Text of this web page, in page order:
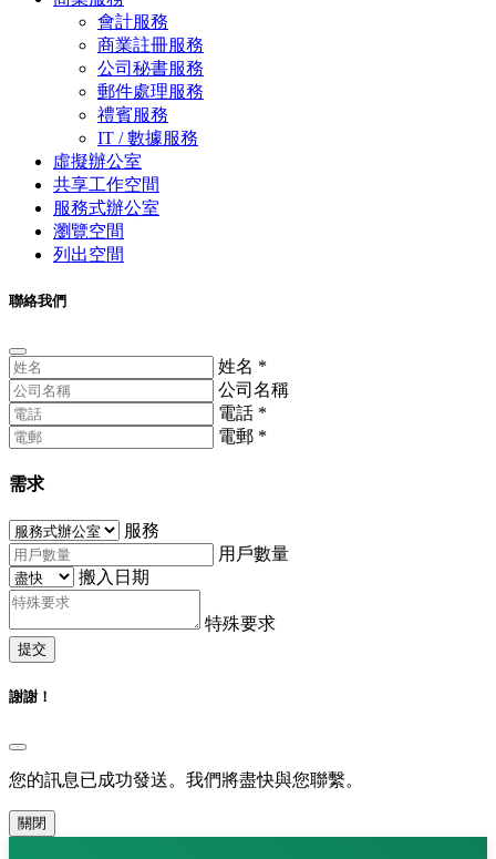
會計服務
商業註冊服務
公司秘書服務
郵件處理服務
禮賓服務
IT / 數據服務
虛擬辦公室
共享工作空間
服務式辦公室
瀏覽空間
列出空間
聯絡我們
姓名 *
公司名稱
電話 *
電郵 *
需求
服務
用戶數量
搬入日期
特殊要求
提交
謝謝！
您的訊息已成功發送。我們將盡快與您聯繫。
關閉